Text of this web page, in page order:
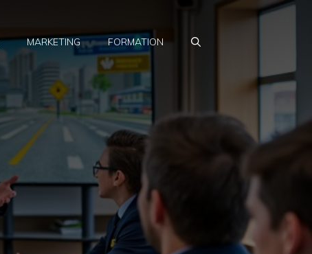
MARKETING FORMATION